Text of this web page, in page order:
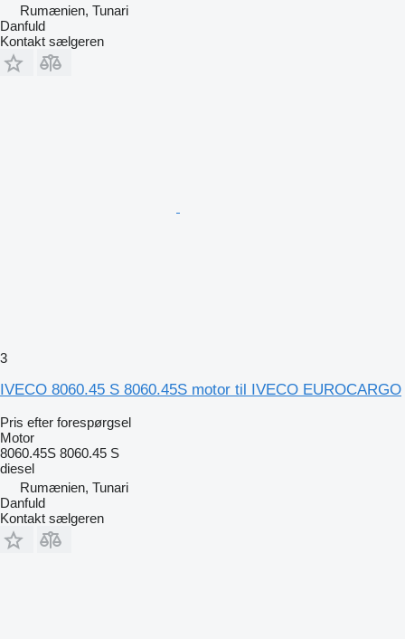
Rumænien, Tunari
Danfuld
Kontakt sælgeren
3
IVECO 8060.45 S 8060.45S motor til IVECO EUROCARGO
Pris efter forespørgsel
Motor
8060.45S 8060.45 S
diesel
Rumænien, Tunari
Danfuld
Kontakt sælgeren